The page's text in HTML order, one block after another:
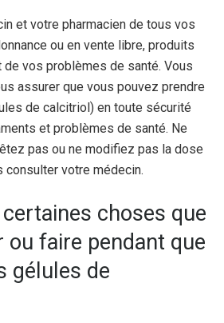
et votre pharmacien de tous vos
ou en vente libre, produits
vos problèmes de santé. Vous
assurer que vous pouvez prendre
de calcitriol) en toute sécurité
et problèmes de santé. Ne
pas ou ne modifiez pas la dose
consulter votre médecin.
choses que
ou faire pendant que
gélules de